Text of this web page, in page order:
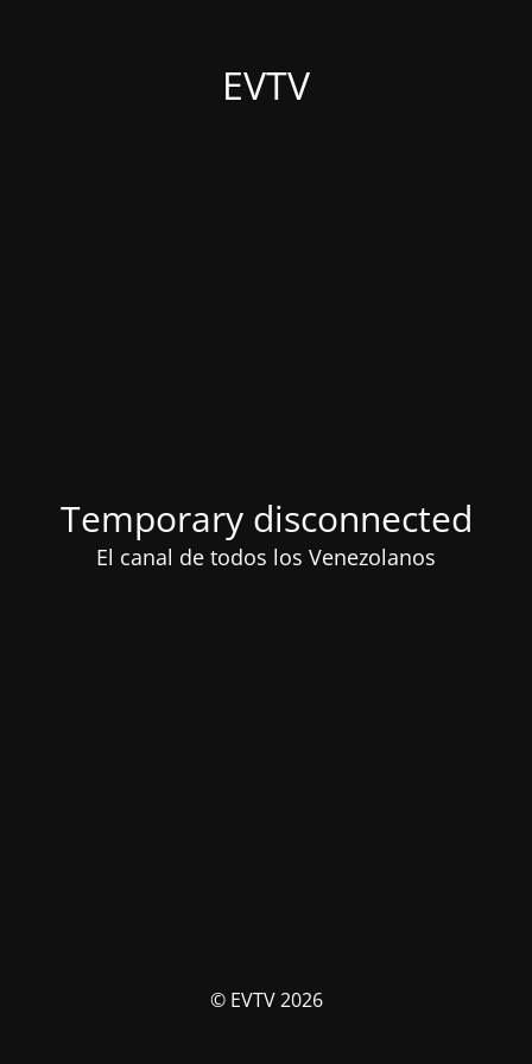
EVTV
Temporary disconnected
El canal de todos los Venezolanos
© EVTV 2026